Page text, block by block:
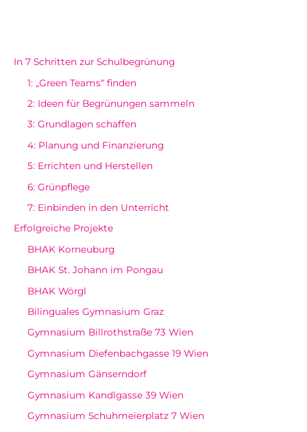
In 7 Schritten zur Schulbegrünung
1: „Green Teams“ finden
2: Ideen für Begrünungen sammeln
3: Grundlagen schaffen
4: Planung und Finanzierung
5: Errichten und Herstellen
6: Grünpflege
7: Einbinden in den Unterricht
Erfolgreiche Projekte
BHAK Korneuburg
BHAK St. Johann im Pongau
BHAK Wörgl
Bilinguales Gymnasium Graz
Gymnasium Billrothstraße 73 Wien
Gymnasium Diefenbachgasse 19 Wien
Gymnasium Gänserndorf
Gymnasium Kandlgasse 39 Wien
Gymnasium Schuhmeierplatz 7 Wien